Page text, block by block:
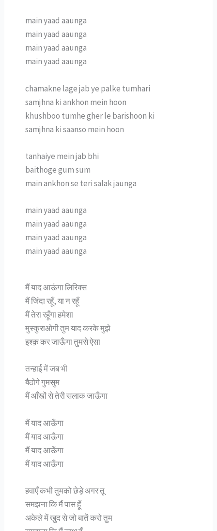
main yaad aaunga
main yaad aaunga
main yaad aaunga
main yaad aaunga
chamakne lage jab ye palke tumhari
samjhna ki ankhon mein hoon
khushboo tumhe gher le barishoon ki
samjhna ki saanso mein hoon
tanhaiye mein jab bhi
baithoge gum sum
main ankhon se teri salak jaunga
main yaad aaunga
main yaad aaunga
main yaad aaunga
main yaad aaunga
मैं याद आऊंगा लिरिक्स
मैं जिंदा रहूँ, या न रहूँ
मैं तेरा रहूँगा हमेशा
मुस्कुराओगी तुम याद करके मुझे
इश्क़ कर जाऊँगा तुमसे ऐसा
तन्हाई में जब भी
बैठोगे गुमसुम
मैं आँखों से तेरी सलाक जाऊँगा
मैं याद आऊँगा
मैं याद आऊँगा
मैं याद आऊँगा
मैं याद आऊँगा
हवाएँ कभी तुमको छेड़े अगर तू
समझना कि मैं पास हूँ
अकेले में खुद से जो बातें करो तुम